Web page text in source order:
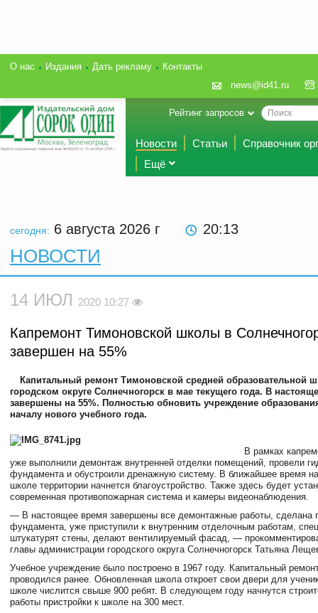
О нас Издания Дать рекламу
Контакты
news@id41.ru
Рейтинг запросов
Новости Статьи
Справочник
Ещё
сегодня: 6 августа 2026 г 20:13
НОВОСТИ
14 ИЮЛ 2020 10:27
Капремонт Тимоновской школы в
завершен на 55%
Капитальный ремонт Тимоновской средней образовательной
городском округе Солнечногорск в мае текущего года. В
завершены на 55%. Полностью обновить учреждение
началу нового учебного года.
В рамках
уже выполнили демонтаж внутренней отделки помещений, провели
фундамента и обустроили дренажную систему. В ближайшее время
школе территории начнется благоустройство. Также здесь будет
современная противопожарная система и камеры видеонаблюдения.
— В настоящее время завершены все демонтажные работы, сделана
фундамента, уже приступили к внутренним отделочным работам,
штукатурят стены, делают вентилируемый фасад, —
главы администрации городского округа Солнечногорск Татьяна
Учебное учреждение было построено в 1967 году. Капитальный
проводился ранее. Обновленная школа откроет свои двери для
школе числится свыше 900 ребят. В следующем году начнутся
работы пристройки к школе на 300 мест.